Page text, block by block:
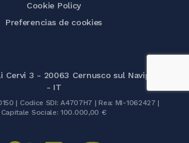
Cookie Policy
Preferencias de cookies
Cervi 3 - 20063 Cernusco sul Naviglio (MI)
- IT
| Codice SDI: A4707H7 | Rea: MI-1062427 |
Capitale Sociale: 100.000,00 €